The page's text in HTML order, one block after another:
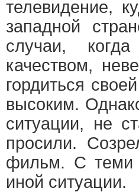
телевидение,
западной
случаи,
качеством,
гордиться
высоким.
ситуации, не
просили.
фильм. С теми
иной ситуации.